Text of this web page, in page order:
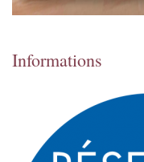
Informations